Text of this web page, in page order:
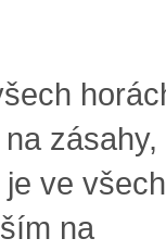
zásahy,
ve všech
na